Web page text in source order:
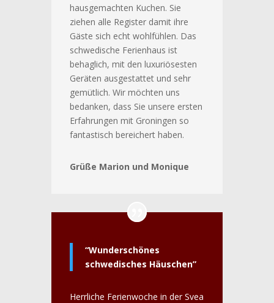
hausgemachten Kuchen. Sie
ziehen alle Register damit ihre
Gäste sich echt wohlfühlen. Das
schwedische Ferienhaus ist
behaglich, mit den luxuriösesten
Geräten ausgestattet und sehr
gemütlich. Wir möchten uns
bedanken, dass Sie unsere ersten
Erfahrungen mit Groningen so
fantastisch bereichert haben.
Grüße Marion und Monique
“Wunderschönes
schwedisches Häuschen”
Herrliche Ferienwoche in der Svea